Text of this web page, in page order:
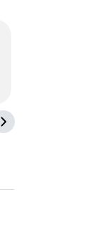
thecontentauthority.com